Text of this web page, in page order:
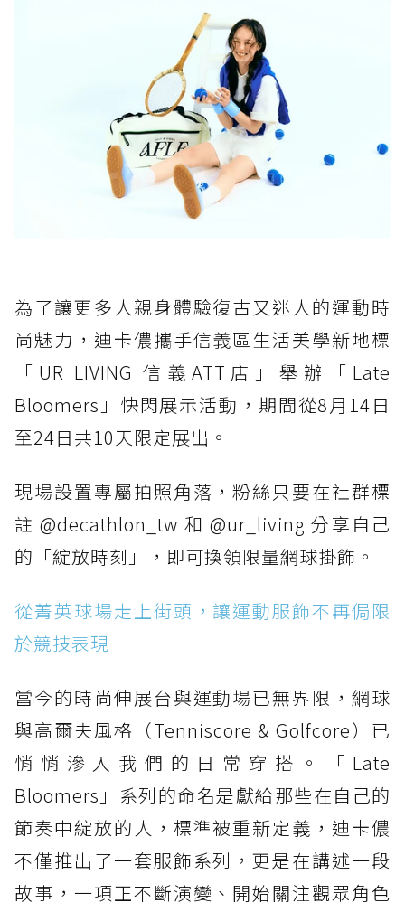
為了讓更多人親身體驗復古又迷人的運動時
尚魅力，迪卡儂攜手信義區生活美學新地標
「UR LIVING 信義ATT店」舉辦「Late
Bloomers」快閃展示活動，期間從8月14日
至24日共10天限定展出。
現場設置專屬拍照角落，粉絲只要在社群標
註 @decathlon_tw 和 @ur_living 分享自己
的「綻放時刻」，即可換領限量網球掛飾。
從菁英球場走上街頭，讓運動服飾不再侷限
於競技表現
當今的時尚伸展台與運動場已無界限，網球
與高爾夫風格（Tenniscore & Golfcore）已
悄悄滲入我們的日常穿搭。「Late
Bloomers」系列的命名是獻給那些在自己的
節奏中綻放的人，標準被重新定義，迪卡儂
不僅推出了一套服飾系列，更是在講述一段
故事，一項正不斷演變、開始關注觀眾角色